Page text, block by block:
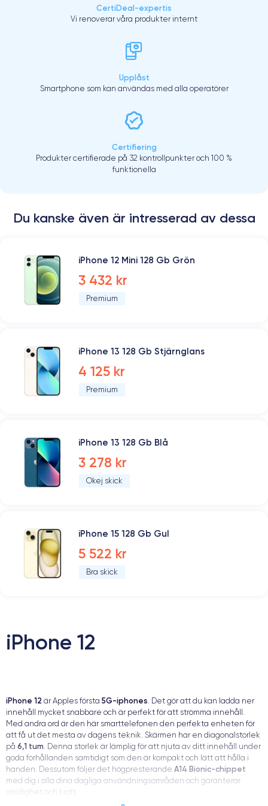
CertiDeal-expertis
Vi renoverar våra produkter internt
Upplåst
Smartphone som kan användas med alla operatörer
Certifiering
Produkter certifierade på 32 kontrollpunkter och 100 %
funktionella
Du kanske även är intresserad av dessa
iPhone 12 Mini 128 Gb Grön
3 432 kr
Premium
iPhone 13 128 Gb Stjärnglans
4 125 kr
Premium
iPhone 13 128 Gb Blå
3 278 kr
Okej skick
iPhone 15 128 Gb Gul
5 522 kr
Bra skick
iPhone 12
iPhone 12 är Apples första 5G-iphones. Det gör att du kan ladda ner
innehåll mycket snabbare och är perfekt för att strömma innehåll.
Med andra ord är den här smarttelefonen den perfekta enheten för
att få ut det mesta av dagens teknik. Skärmen har en diagonalstorlek
på 6,1 tum. Denna storlek är lämplig för att njuta av ditt innehåll under
goda förhållanden samtidigt som den är kompakt och lätt att hålla i
handen. Dessutom följer det högpresterande A14 Bionic-chippet
med dig i alla dina dagliga användningsområden och garanterar
smidighet och kraft.